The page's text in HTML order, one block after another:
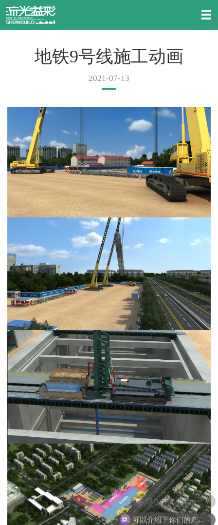
地铁9号线施工动画
2021-07-13
可以介绍下你们的产品么？
现在有优惠活动么？